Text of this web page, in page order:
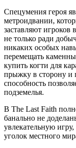
Спецумения героя
метроидвании,
заставляют игроков
не только ради
никаких особых
перемещать
купить когти для
прыжку в сторону и
способность
подземелья.
В The Last Faith
банально не
увлекательную
уголок местного